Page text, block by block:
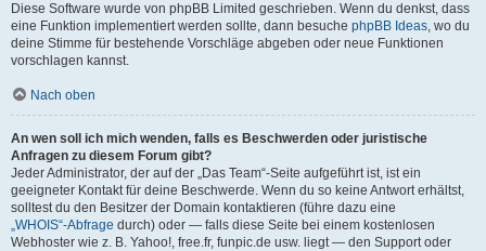
Diese Software wurde von phpBB Limited geschrieben. Wenn du denkst, dass
eine Funktion implementiert werden sollte, dann besuche phpBB Ideas, wo du
deine Stimme für bestehende Vorschläge abgeben oder neue Funktionen
vorschlagen kannst.
Nach oben
An wen soll ich mich wenden, falls es Beschwerden oder juristische
Anfragen zu diesem Forum gibt?
Jeder Administrator, der auf der „Das Team“-Seite aufgeführt ist, ist ein
geeigneter Kontakt für deine Beschwerde. Wenn du so keine Antwort erhältst,
solltest du den Besitzer der Domain kontaktieren (führe dazu eine
„WHOIS“-Abfrage durch) oder — falls diese Seite bei einem kostenlosen
Webhoster wie z. B. Yahoo!, free.fr, funpic.de usw. liegt — den Support oder